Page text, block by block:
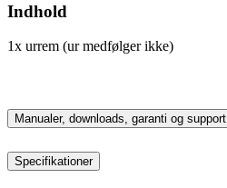
Indhold
1x urrem (ur medfølger ikke)
Manualer, downloads, garanti og support
Specifikationer